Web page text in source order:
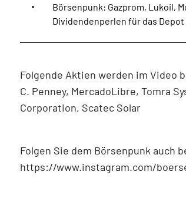
Börsenpunk: Gazprom, Lukoil,
Dividendenperlen für das Depot
Folgende Aktien werden im Video
C. Penney, MercadoLibre, Tomra
Corporation, Scatec Solar
Folgen Sie dem Börsenpunk auch
https://www.instagram.com/